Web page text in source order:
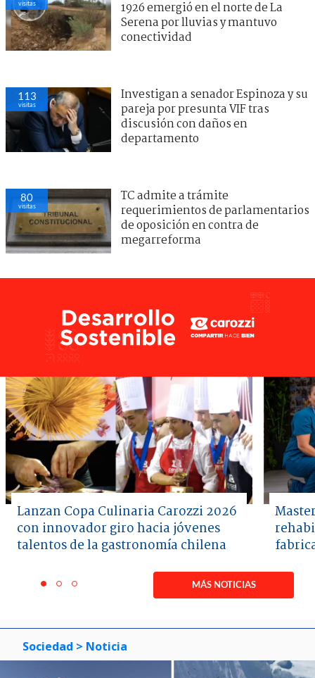
visitas
1926 emergió en el norte de La
Serena por lluvias y mantuvo
conectividad
113
visitas
Investigan a senador Espinoza y su
pareja por presunta VIF tras
discusión con daños en
departamento
80
visitas
TC admite a trámite
requerimientos de parlamentarios
de oposición en contra de
megarreforma
Lanzan Copa Culinaria Carozzi 2026
con innovador giro hacia jóvenes
talentos de la gastronomía chilena
itemitemitem
MÁS NOTICIAS
Sociedad > Noticia